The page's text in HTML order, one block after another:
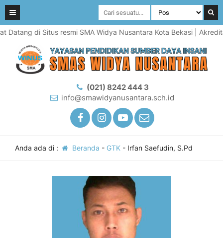
di Situs resmi SMA Widya Nusantara Kota Bekasi |
(021) 8242 444 3
info@smawidyanusantara.sch.id
Anda ada di : Beranda - GTK- Irfan Saefudin, S.Pd